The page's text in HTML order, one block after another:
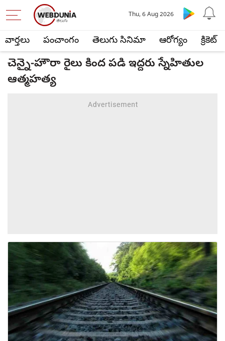
వార్తలు పంచాంగం తెలుగు సినిమా ఆరోగ్యం క్రికెట్
Thu, 6 Aug 2026
చెన్నై-హౌరా రైలు కింద పడి ఇద్దరు స్నేహితుల
ఆత్మహత్య